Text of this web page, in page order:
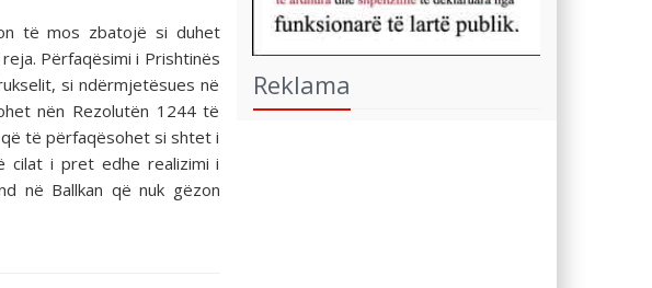
të mos zbatojë si duhet
Përfaqësimi i Prishtinës
si ndërmjetësues në
nën Rezolutën 1244 të
të përfaqësohet si shtet i
cilat i pret edhe realizimi i
në Ballkan që nuk gëzon
Reklama